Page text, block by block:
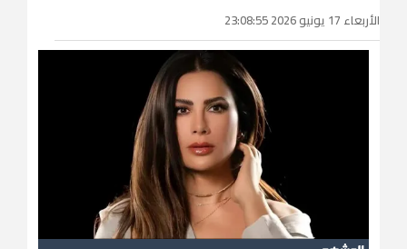
الأربعاء 17 يونيو 2026 23:08:55